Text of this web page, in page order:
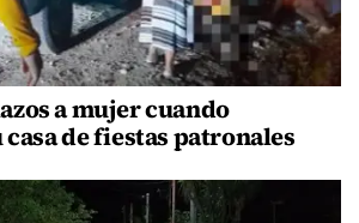
a mujer cuando
casa de fiestas patronales